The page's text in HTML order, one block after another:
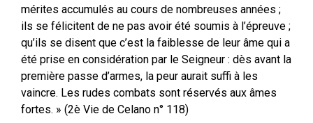
mérites accumulés au cours de nombreuses années ;
ils se félicitent de ne pas avoir été soumis à l’épreuve ;
qu’ils se disent que c’est la faiblesse de leur âme qui a
été prise en considération par le Seigneur : dès avant la
première passe d’armes, la peur aurait suffi à les
vaincre. Les rudes combats sont réservés aux âmes
fortes. » (2è Vie de Celano n° 118)